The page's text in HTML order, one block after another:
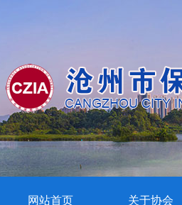
网站首页 关于协会